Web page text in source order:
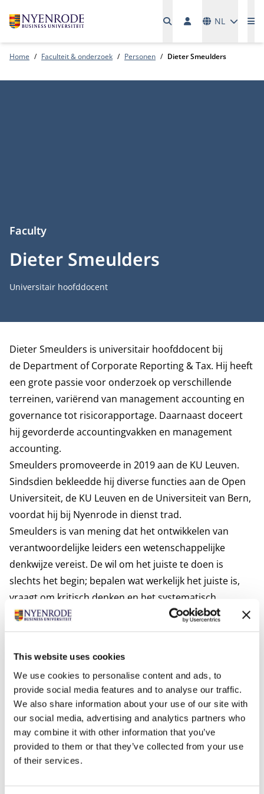
This website uses cookies
We use cookies to personalise content and ads, to
provide social media features and to analyse our traffic.
We also share information about your use of our site with
our social media, advertising and analytics partners who
may combine it with other information that you’ve
provided to them or that they’ve collected from your use
of their services.
NL
Home Faculteit & onderzoek Personen Dieter Smeulders
Dieter Smeulders
Faculty
Functietitel
Universitair hoofddocent
Biografie
Dieter Smeulders is universitair hoofddocent bij
de Department of Corporate Reporting & Tax. Hij heeft
een grote passie voor onderzoek op verschillende
terreinen, variërend van management accounting en
governance tot risicorapportage. Daarnaast doceert
hij gevorderde accountingvakken en management
accounting.
Smeulders promoveerde in 2019 aan de KU Leuven.
Sindsdien bekleedde hij diverse functies aan de Open
Universiteit, de KU Leuven en de Universiteit van Bern,
voordat hij bij Nyenrode in dienst trad.
Smeulders is van mening dat het ontwikkelen van
verantwoordelijke leiders een wetenschappelijke
denkwijze vereist. De wil om het juiste te doen is
slechts het begin; bepalen wat werkelijk het juiste is,
vraagt om kritisch denken en het systematisch
verzamelen en analyseren van informatie. Hij wil
kennis ontwikkelen en doceren die daaraan bijdraagt.
Smeulders, D., Dekker, H. C., & Van den Abbeele, A.
(2023). Post-acquisition integration: Managing cultural
differences and employee resistance using integration
controls.Accounting, Organizations and Society, 107,
Article 101427.
Smeulders, D., Dekker, H. C., & Van den Abbeele, A.
(2019). Information availability in acquisition decisions: